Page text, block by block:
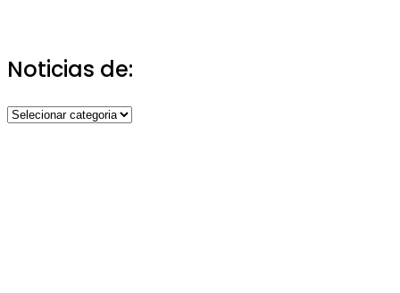
Noticias de:
Noticias